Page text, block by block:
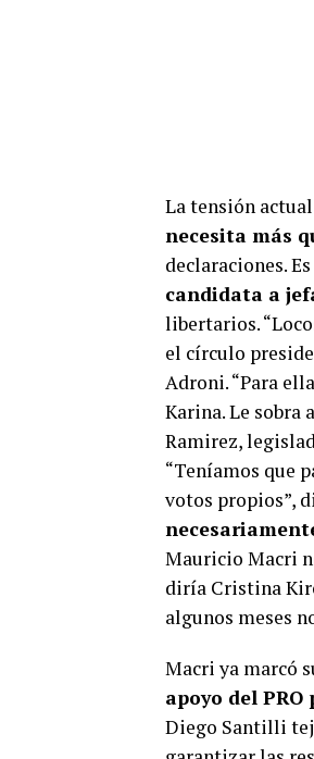
La tensión
necesita más
declaraciones.
candidata a
libertarios.
el círculo
Adroni. “Para
Karina. Le sobra
Ramirez,
“Teníamos que
votos propios”,
Mauricio Macri
diría Cristina
algunos meses
Macri ya marcó
apoyo del
Diego Santilli